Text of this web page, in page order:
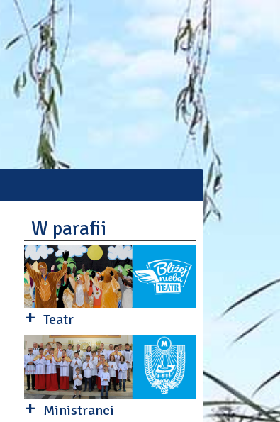
W parafii
+ Teatr
+ Ministranci